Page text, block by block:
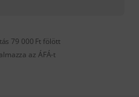
79 000 Ft fölött
az ÁFÁ-t